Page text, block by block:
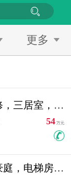
更多
新海阳东街，精装修，三居室，南北通透，拎包入住，单价低
54 万元
二中学区房，名仕豪庭，电梯房，双南卧室，单价低，急售